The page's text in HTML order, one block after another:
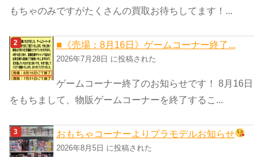
もちゃのみですがたくさんの買取お待ちしてます！...
■《売場：8月16日》ゲームコーナー終了...
2026年7月28日 に投稿された
ゲームコーナー終了のお知らせです！ 8月16日
をもちまして、物販ゲームコーナーを終了するこ...
おもちゃコーナーよりプラモデルお知らせ
2026年8月5日 に投稿された